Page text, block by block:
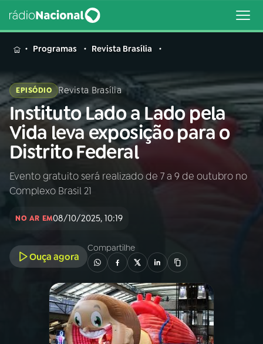
MENU
Buscar
na
Rádio
Nacional
Buscar
AO VIVO
INÍCIO
A RÁDIO
PROGRAMAÇÃO
PROGRAMAS
Programas Revista Brasília
EPISÓDIO Revista Brasília
Instituto Lado a Lado pela
Vida leva exposição para o
Distrito Federal
Evento gratuito será realizado de 7 a 9 de outubro no
Complexo Brasil 21
NO AR EM08/10/2025, 10:19
Ouça agora
Compartilhe